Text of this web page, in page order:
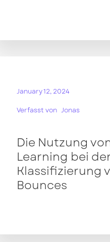
January 12, 2024
Verfasst von Jonas
Die Nutzung
Learning bei
Klassifizierung
Bounces